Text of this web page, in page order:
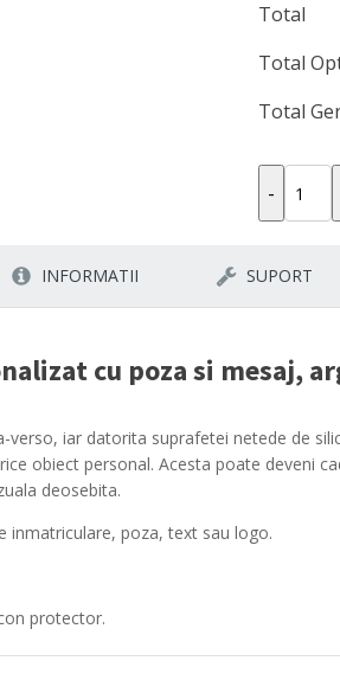
Total
Total
Total
-
Breloc
cu
poza
mesaj,
4×2
cm
INFORMATII SUPORT
cu poza si mesaj,
iar datorita suprafetei netede de
obiect personal. Acesta poate deveni
deosebita.
inmatriculare, poza, text sau logo.
protector.